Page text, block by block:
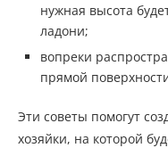
нужная высота
ладони;
вопреки
прямой
Эти советы помогут
хозяйки, на которой